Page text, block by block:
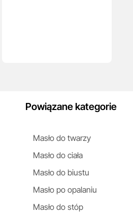
Powiązane kategorie
Masło do twarzy
Masło do ciała
Masło do biustu
Masło po opalaniu
Masło do stóp